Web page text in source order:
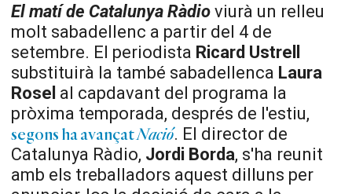
El matí de Catalunya Ràdio viurà un relleu
molt sabadellenc a partir del 4 de
setembre. El periodista Ricard Ustrell
substituirà la també sabadellenca Laura
Rosel al capdavant del programa la
pròxima temporada, després de l'estiu,
segons ha avançatNació. El director de
Catalunya Ràdio, Jordi Borda, s'ha reunit
amb els treballadors aquest dilluns per